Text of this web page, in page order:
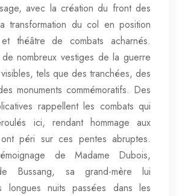
avec la création du front des
transformation du col en position
théâtre de combats acharnés.
de nombreux vestiges de la guerre
tels que des tranchées, des
monuments commémoratifs. Des
rappellent les combats qui
ici, rendant hommage aux
péri sur ces pentes abruptes.
de Madame Dubois,
Bussang, sa grand-mère lui
longues nuits passées dans les